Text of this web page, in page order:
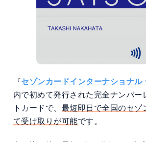
『セゾンカードインターナショナル
内で初めて発行された完全ナンバー
トカードで、 最短即日で全国のセゾ
て受け取りが可能です。